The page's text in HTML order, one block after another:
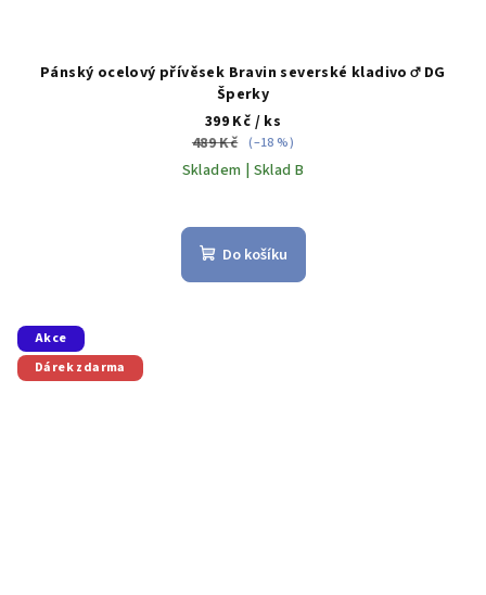
Pánský ocelový přívěsek Bravin severské kladivo ♂️ DG
Šperky
399 Kč / ks
489 Kč (–18 %)
Skladem | Sklad B
Do košíku
Akce
Dárek zdarma